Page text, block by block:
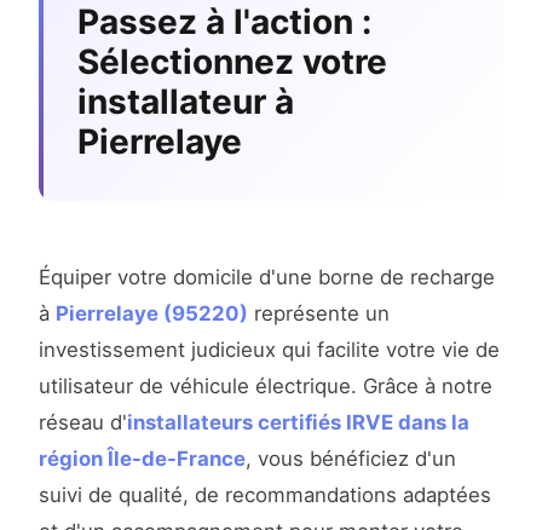
Passez à l'action :
Sélectionnez votre
installateur à
Pierrelaye
Équiper votre domicile d'une borne de recharge
à Pierrelaye (95220) représente un
investissement judicieux qui facilite votre vie de
utilisateur de véhicule électrique. Grâce à notre
réseau d'installateurs certifiés IRVE dans la
région Île-de-France, vous bénéficiez d'un
suivi de qualité, de recommandations adaptées